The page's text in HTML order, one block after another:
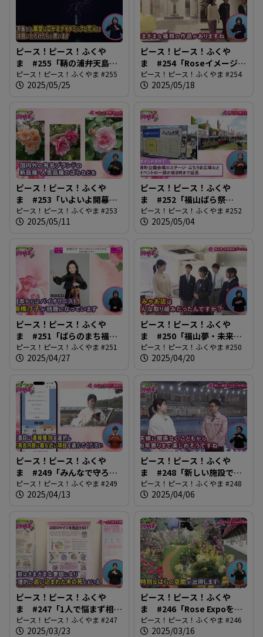
ピース！ピース！ふくや
ま #255「鞆の浦弁天島花
火大会」
ピース！ピース！ふくやま #255
2025/05/25
ピース！ピース！ふくや
ま #254「Roseイメージの
系譜」
ピース！ピース！ふくやま #254
2025/05/18
ピース！ピース！ふくや
ま #253「いよいよ開幕！
Rose Expo」
ピース！ピース！ふくやま #253
2025/05/11
ピース！ピース！ふくや
ま #252「福山ばら祭
2025」
ピース！ピース！ふくやま #252
2025/05/04
ピース！ピース！ふくや
ま #251「ばらのまち福山
国際音楽祭2025」
ピース！ピース！ふくやま #251
2025/04/27
ピース！ピース！ふくや
ま #250「福山夢・未来開
花プロジェクト」
ピース！ピース！ふくやま #250
2025/04/20
ピース！ピース！ふくや
ま #249「みんなで守ろ
う！道路の安全」
ピース！ピース！ふくやま #249
2025/04/13
ピース！ピース！ふくや
ま #248「新しい施設でス
ポーツを楽しもう！」
ピース！ピース！ふくやま #248
2025/04/06
ピース！ピース！ふくや
ま #247「1人で悩まず相談
を」
ピース！ピース！ふくやま #247
2025/03/23
ピース！ピース！ふくや
ま #246「Rose Expoを先
取り！」
ピース！ピース！ふくやま #246
2025/03/16